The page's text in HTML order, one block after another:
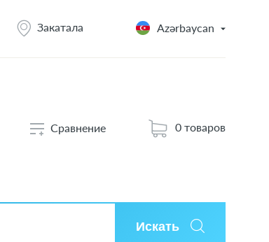
Закатала Azərbaycan
Сравнение 0 товаров
Искать